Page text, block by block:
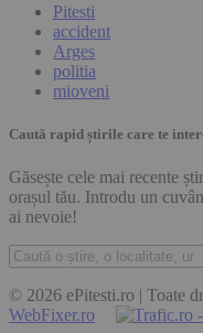
Pitesti
accident
Arges
politia
mioveni
Caută rapid știrile care te
Găsește cele mai recente
orașul tău. Introdu un
ai nevoie!
© 2026 ePitesti.ro | Toate
WebFixer.ro